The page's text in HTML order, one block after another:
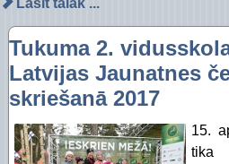
Tukuma 2.
Latvijas Jaunatnes
skriešanā 2017
15.
tika